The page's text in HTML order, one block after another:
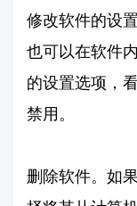
修改软件的设
也可以在软件
的设置选项，
禁用。
删除软件。如